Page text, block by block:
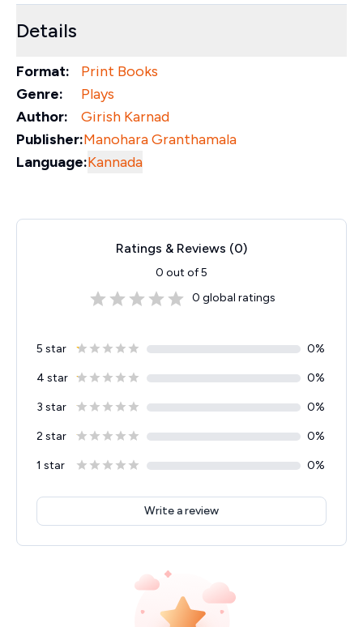
Details
Format:
Print Books
Genre:
Plays
Author:
Girish Karnad
Publisher:Manohara Granthamala
Language:Kannada
Ratings & Reviews (0)
0 out of 5
0 global ratings
5 star 0%
4 star 0%
3 star 0%
2 star 0%
1 star 0%
Write a review